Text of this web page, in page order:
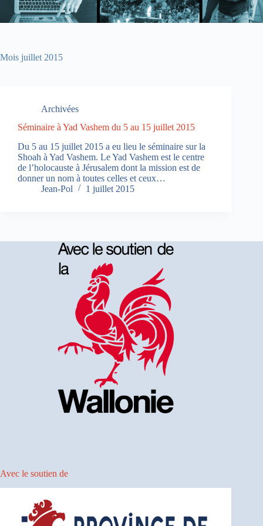
Mois juillet 2015
Archivées
Séminaire à Yad Vashem du 5 au 15 juillet 2015
Du 5 au 15 juillet 2015 a eu lieu le séminaire sur la
Shoah à Yad Vashem. Le Yad Vashem est le centre
de l’holocauste à Jérusalem dont la mission est de
donner un nom à toutes celles et ceux…
Jean-Pol
1 juillet 2015
Avec le soutien de